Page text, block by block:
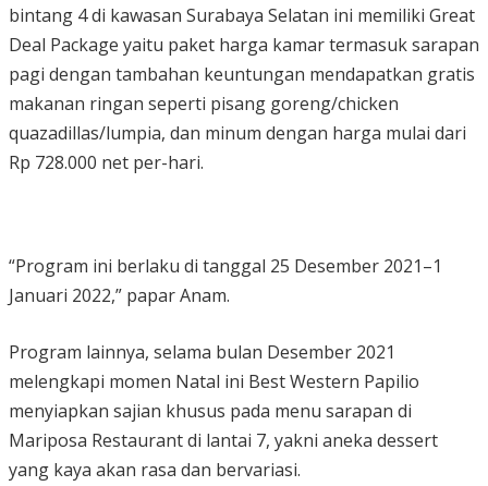
bintang 4 di kawasan Surabaya Selatan ini memiliki Great
Deal Package yaitu paket harga kamar termasuk sarapan
pagi dengan tambahan keuntungan mendapatkan gratis
makanan ringan seperti pisang goreng/chicken
quazadillas/lumpia, dan minum dengan harga mulai dari
Rp 728.000 net per-hari.
“Program ini berlaku di tanggal 25 Desember 2021–1
Januari 2022,” papar Anam.
Program lainnya, selama bulan Desember 2021
melengkapi momen Natal ini Best Western Papilio
menyiapkan sajian khusus pada menu sarapan di
Mariposa Restaurant di lantai 7, yakni aneka dessert
yang kaya akan rasa dan bervariasi.